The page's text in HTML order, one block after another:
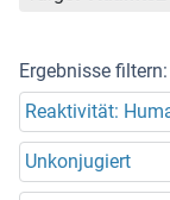
Ergebnisse filtern:
Reaktivität:
Unkonjugiert